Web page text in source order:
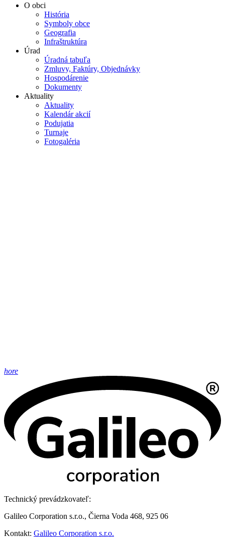
O obci
História
Symboly obce
Geografia
Infraštruktúra
Úrad
Úradná tabuľa
Zmluvy, Faktúry, Objednávky
Hospodárenie
Dokumenty
Aktuality
Aktuality
Kalendár akcií
Podujatia
Turnaje
Fotogaléria
hore
Technický prevádzkovateľ:
Galileo Corporation s.r.o., Čierna Voda 468, 925 06
Kontakt: Galileo Corporation s.r.o.